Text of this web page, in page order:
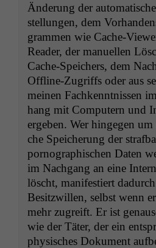
Änderung der
stel­lun­gen, dem
gram­men wie Cache-
Read­er, der manuellen
Cache-Spe­ich­ers, dem
Offline-Zugriffs oder aus
meinen Fachken­nt­nis­sen
hang mit Com­put­ern und
ergeben. Wer hinge­gen
che Spe­icherung der
pornographis­chen Dat­en
im Nach­gang an eine
löscht, man­i­festiert
Besitzwillen, selb­st wenn
mehr zugreift. Er ist
wie der Täter, der ein
physis­ches Doku­ment